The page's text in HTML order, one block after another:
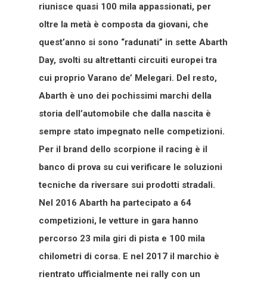
riunisce quasi 100 mila appassionati, per
oltre la metà è composta da giovani, che
quest’anno si sono “radunati” in sette Abarth
Day, svolti su altrettanti circuiti europei tra
cui proprio Varano de’ Melegari. Del resto,
Abarth è uno dei pochissimi marchi della
storia dell’automobile che dalla nascita è
sempre stato impegnato nelle competizioni.
Per il brand dello scorpione il racing è il
banco di prova su cui verificare le soluzioni
tecniche da riversare sui prodotti stradali.
Nel 2016 Abarth ha partecipato a 64
competizioni, le vetture in gara hanno
percorso 23 mila giri di pista e 100 mila
chilometri di corsa. E nel 2017 il marchio è
rientrato ufficialmente nei rally con un